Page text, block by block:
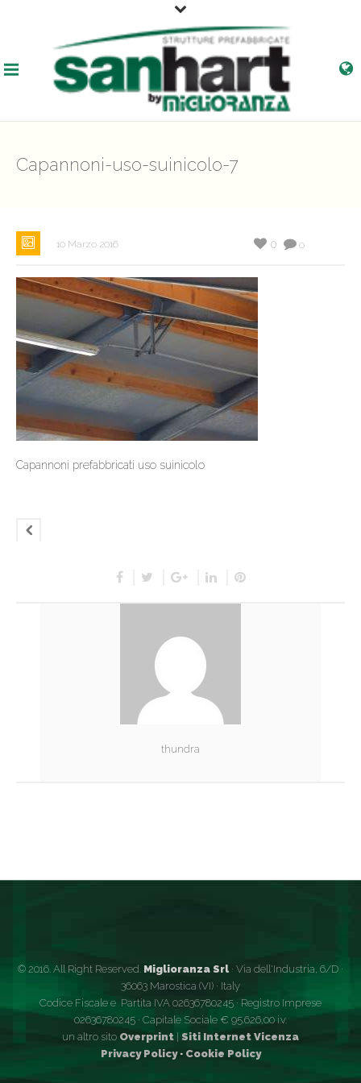
Capannoni-uso-suinicolo-7
10 Marzo 2016 0
0
Capannoni prefabbricati uso suinicolo
thundra
© 2016. All Right Reserved. Miglioranza Srl · Via dell'Industria, 6/D ·
36063 Marostica (VI) · Italy
Codice Fiscale e Partita IVA 02636780245 · Registro Imprese
02636780245 · Capitale Sociale € 95.626,00 i.v.
un altro sito Overprint Siti Internet Vicenza
Privacy Policy · Cookie Policy